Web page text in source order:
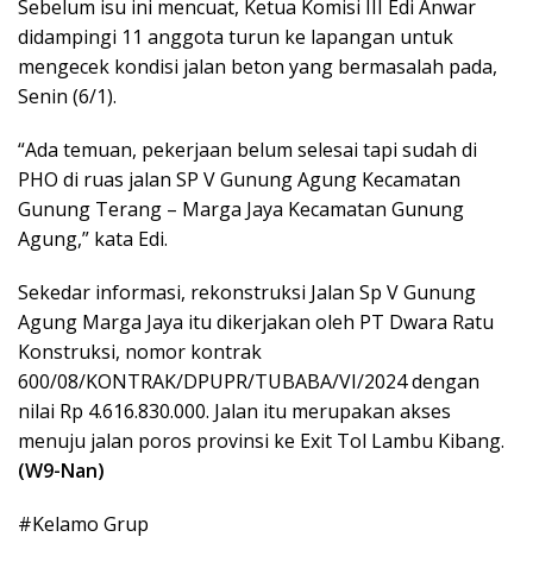
Sebelum isu ini mencuat, Ketua Komisi III Edi Anwar
didampingi 11 anggota turun ke lapangan untuk
mengecek kondisi jalan beton yang bermasalah pada,
Senin (6/1).
“Ada temuan, pekerjaan belum selesai tapi sudah di
PHO di ruas jalan SP V Gunung Agung Kecamatan
Gunung Terang – Marga Jaya Kecamatan Gunung
Agung,” kata Edi.
Sekedar informasi, rekonstruksi Jalan Sp V Gunung
Agung Marga Jaya itu dikerjakan oleh PT Dwara Ratu
Konstruksi, nomor kontrak
600/08/KONTRAK/DPUPR/TUBABA/VI/2024 dengan
nilai Rp 4.616.830.000. Jalan itu merupakan akses
menuju jalan poros provinsi ke Exit Tol Lambu Kibang.
(W9-Nan)
#Kelamo Grup